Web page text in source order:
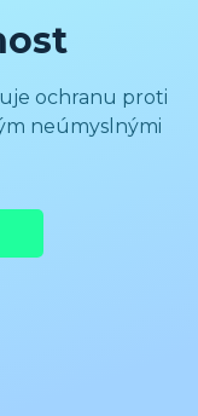
ochranu proti
neúmyslnými